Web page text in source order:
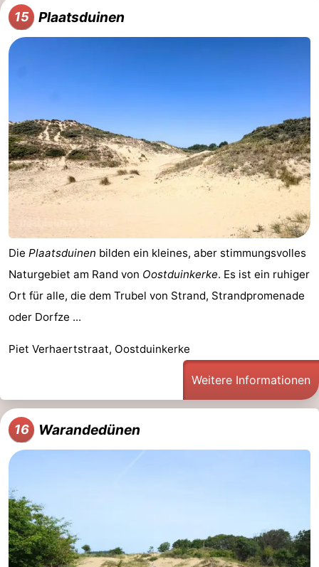
15 Plaatsduinen
Die Plaatsduinen bilden ein kleines, aber stimmungsvolles
Naturgebiet am Rand von Oostduinkerke. Es ist ein ruhiger
Ort für alle, die dem Trubel von Strand, Strandpromenade
oder Dorfze ...
Piet Verhaertstraat, Oostduinkerke
Weitere Informationen
16 Warandedünen